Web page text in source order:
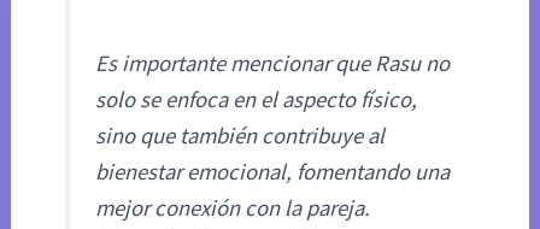
Es importante mencionar que Rasu no
solo se enfoca en el aspecto físico,
sino que también contribuye al
bienestar emocional, fomentando una
mejor conexión con la pareja.